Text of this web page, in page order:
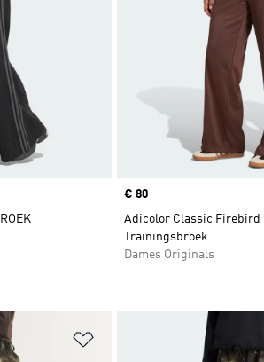
Price
€ 80
Adicolor Classic Firebird
Trainingsbroek
Dames Originals
Op verlanglijst zetten